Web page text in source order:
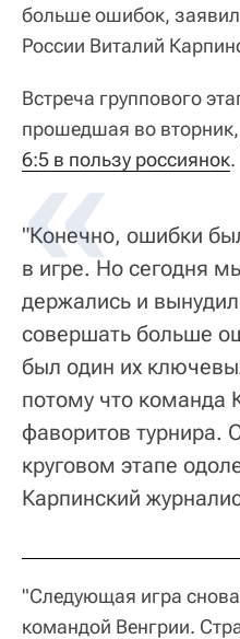
больше ошибок,
России Виталий
Встреча группового
прошедшая во вторник,
6:5 в пользу россиянок.
"Конечно, ошибки
в игре. Но сегодня
держались и
совершать больше
был один их
потому что команда
фаворитов турнира.
круговом этапе
Карпинский
"Следующая игра
командой Венгрии.